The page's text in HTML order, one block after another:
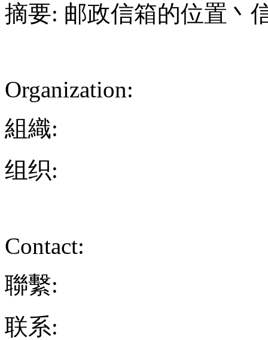
摘要: 邮政信箱的位置丶
Organization:
組織:
组织:
Contact:
聯繫:
联系: